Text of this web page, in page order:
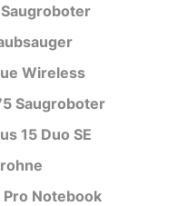
Wireless
Saugroboter
15 Duo SE
Notebook